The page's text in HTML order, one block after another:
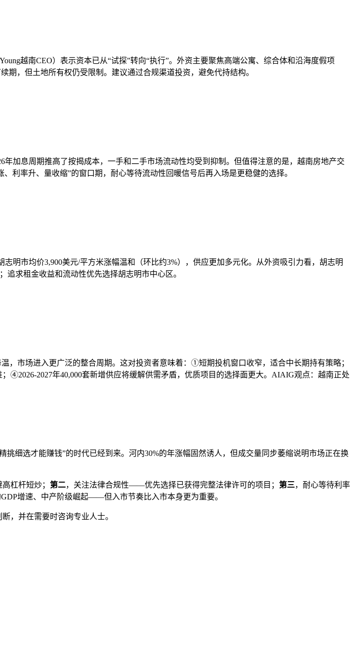
越南CEO）表示资本已从“试探”转向“执行”。外资主要聚焦高端公寓、综合体和沿海度假项
期，但土地所有权仍受限制。建议通过合规渠道投资，避免代持结构。
加息周期推高了按揭成本，一手和二手市场流动性均受到抑制。但值得注意的是，越南房地产交
利率升、量收缩”的窗口期，耐心等待流动性回暖信号后再入场是更稳健的选择。
明市均价3,900美元/平方米涨幅温和（环比约3%），供应更加多元化。从外资吸引力看，胡志明
求租金收益和流动性优先选择胡志明市中心区。
，市场进入更广泛的整合周期。这对投资者意味着：①短期投机窗口收窄，适合中长期持有策略；
2027年40,000套新增供应将缓解供需矛盾，优质项目的选择面更大。AIAIG观点：越南正处
细选才能赚钱”的时代已经到来。河内30%的年涨幅固然诱人，但成交量同步萎缩说明市场正在换
杠杆短炒； 第二，关注法律合规性——优先选择已获得完整法律许可的项目； 第三，耐心等待利率
增速、中产阶级崛起——但入市节奏比入市本身更为重要。
，并在需要时咨询专业人士。